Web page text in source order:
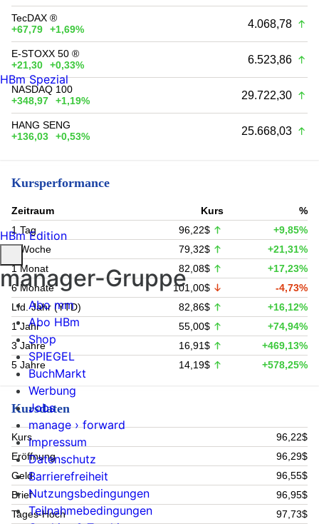
TecDAX ®
+67,79
+1,69% 4.068,78
E-STOXX 50 ®
+21,30
+0,33% 6.523,86
NASDAQ 100
+348,97
+1,19% 29.722,30
HANG SENG
+136,03
+0,53% 25.668,03
Kursperformance
Zeitraum Kurs
%
1 Tag
96,22$
+9,85%
1 Woche
79,32$
+21,31%
1 Monat
82,08$
+17,23%
6 Monate
101,00$
-4,73%
Lfd. Jahr (YTD)
82,86$
+16,12%
1 Jahr
55,00$
+74,94%
3 Jahre
16,91$
+469,13%
5 Jahre
14,19$ +578,25%
Kursdaten
Kurs
96,22$
Eröffnung
96,29$
Geld
96,55$
Brief
96,95$
Tages-Hoch
97,73$
HBm Spezial
HBm Edition
manager-Gruppe
Abo mm
Abo HBm
Shop
SPIEGEL
BuchMarkt
Werbung
Jobs
manage › forward
Impressum
Datenschutz
Barrierefreiheit
Nutzungsbedingungen
Teilnahmebedingungen